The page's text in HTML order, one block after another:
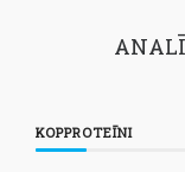
KOPPROTEĪNI